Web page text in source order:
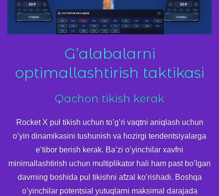
G’alabalarni
optimallashtirish taktikasi
Qachon tikish kerak
Rocket X pul tikish uchun to’g’ri vaqtni aniqlash uchun
o’yin dinamikasini tushunish va hozirgi tendentsiyalarga
e’tibor berish kerak. Ba’zi o’yinchilar xavfni
minimallashtirish uchun multiplikator hali ham past bo’lgan
davrning boshida pul tikishni afzal ko’rishadi. Boshqa
o’yinchilar potentsial yutuqlarni maksimal darajada